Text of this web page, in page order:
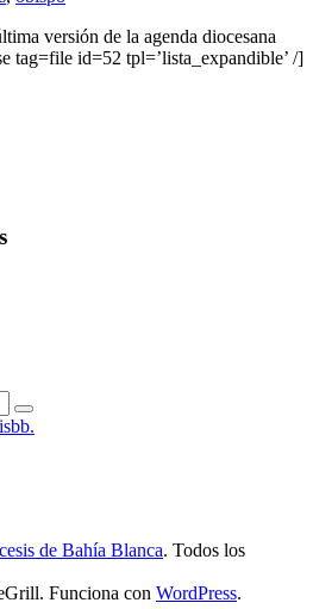
versión de la agenda diocesana
tag=file id=52 tpl=’lista_expandible’ /]
de Bahía Blanca. Todos los
Funciona con WordPress.